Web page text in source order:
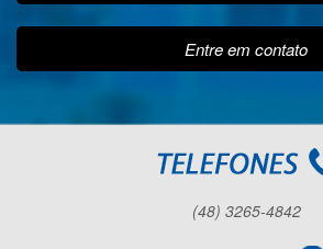
Entre em contato
(48) 3265-4842